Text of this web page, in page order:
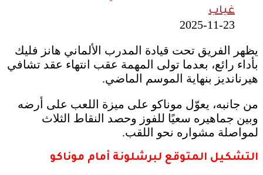
غياب
2025-11-23
يظهر الفريق تحت قيادة المدرب الألماني هانز فليك
بأداء رائع، بعدما تولى المهمة عقب انتهاء عقد تشافي
هيرنانديز بنهاية الموسم الماضي.
من جانبه، يعوّل موناكو على ميزة اللعب على أرضه
وبين جماهيره سعيًا للفوز وحصد النقاط الثلاث
لمواصلة مشواره نحو اللقب.
التشكيل المتوقع لبرشلونة أمام موناكو